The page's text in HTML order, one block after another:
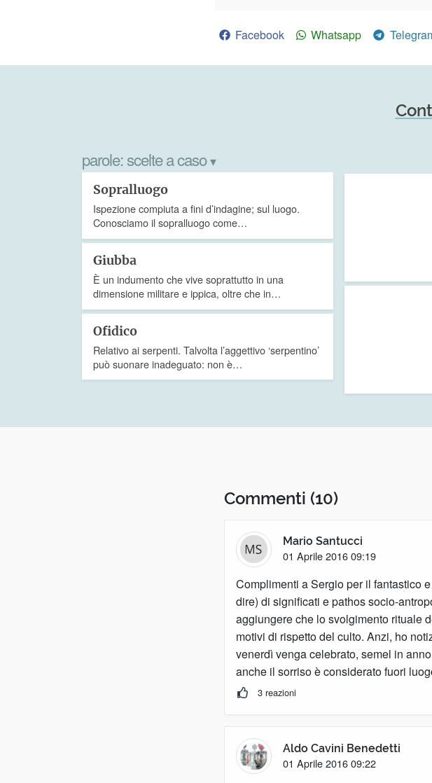
Facebook Whatsapp
parole:scelte a caso▾
Sopralluogo
Ispezione compiuta a fini d’indagine; sul luogo.
Conosciamo il sopralluogo come…
Giubba
È un indumento che vive soprattutto in una
dimensione militare e ippica, oltre che in…
Ofidico
Relativo ai serpenti. Talvolta l’aggettivo ‘serpentino’
può suonare inadeguato: non è…
Commenti (10)
Mario Santucci
01 Aprile 2016 09:19
Complimenti a Sergio per il fantastico
dire) di significati e pathos socio-
aggiungere che lo svolgimento rituale
motivi di rispetto del culto. Anzi, ho
venerdì venga celebrato, semel in
anche il sorriso è considerato fuori
3 reazioni
Aldo Cavini Benedetti
01 Aprile 2016 09:22